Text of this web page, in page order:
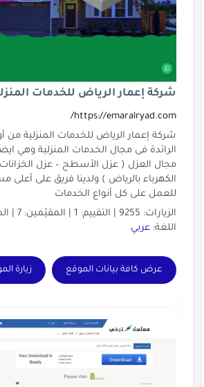
شركة إعمار الرياض للخدمات
https://emaralryad.com/
شركة إعمار الرياض للخدمات المنزلية من
الرائدة فى مجال الخدمات المنزلية وهي
مجال العزل ( عزل الأسطح – عزل
الكهرباء بالرياض ) ولدينا فريق على أعلى
للعمل على كل أنواع الخدمات
الزيارات: 9255 | التقييم: 1 | المقيّمين: 7 | الدولة:
اللغة: عربي
عرض كافة بيانات الموقع زيارة